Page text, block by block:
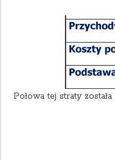
Połowa tej straty